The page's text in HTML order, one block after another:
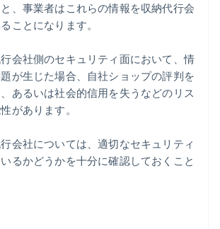
、事業者はこれらの情報を収納代行会
ことになります。
会社側のセキュリティ面において、情
が生じた場合、自社ショップの評判を
あるいは社会的信用を失うなどのリス
があります。
会社については、適切なセキュリティ
るかどうかを十分に確認しておくこと